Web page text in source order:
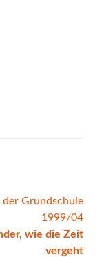
der Grundschule
1999/04
wie die Zeit
vergeht